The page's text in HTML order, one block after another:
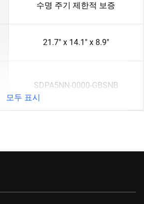
수명 주기 제한적 보증
21.7" x 14.1" x 8.9"
SDPA5NN-0000-GBSNB
모두 표시